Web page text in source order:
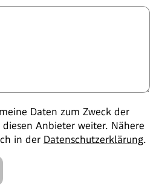
Daten zum Zweck der
Anbieter weiter. Nähere
in der Datenschutzerklärung.